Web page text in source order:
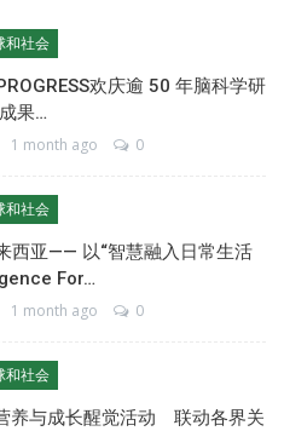
和社会
欢庆逾 50 年脑科学研
果…
1 month ago 0
和社会
西亚—— 以“智慧融入日常生活
For…
1 month ago 0
和社会
养与成长醒觉活动 联动各界关